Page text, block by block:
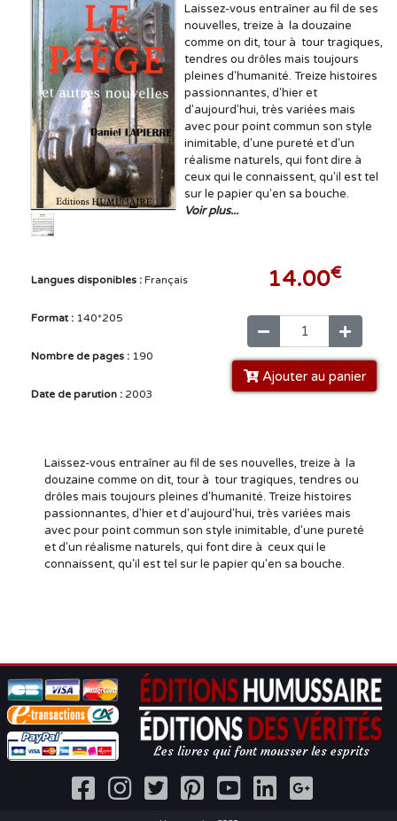
Laissez-vous entraîner au fil de ses
nouvelles, treize à la douzaine
comme on dit, tour à tour tragiques,
tendres ou drôles mais toujours
pleines d'humanité. Treize histoires
passionnantes, d'hier et
d'aujourd'hui, très variées mais
avec pour point commun son style
inimitable, d'une pureté et d'un
réalisme naturels, qui font dire à
ceux qui le connaissent, qu'il est tel
sur le papier qu'en sa bouche.
Voir plus...
Langues disponibles : Français
Format : 140*205
Nombre de pages : 190
Date de parution : 2003
14.00€
Ajouter au panier
Laissez-vous entraîner au fil de ses nouvelles, treize à la
douzaine comme on dit, tour à tour tragiques, tendres ou
drôles mais toujours pleines d'humanité. Treize histoires
passionnantes, d'hier et d'aujourd'hui, très variées mais
avec pour point commun son style inimitable, d'une pureté
et d'un réalisme naturels, qui font dire à ceux qui le
connaissent, qu'il est tel sur le papier qu'en sa bouche.
Les livres qui font mousser les esprits